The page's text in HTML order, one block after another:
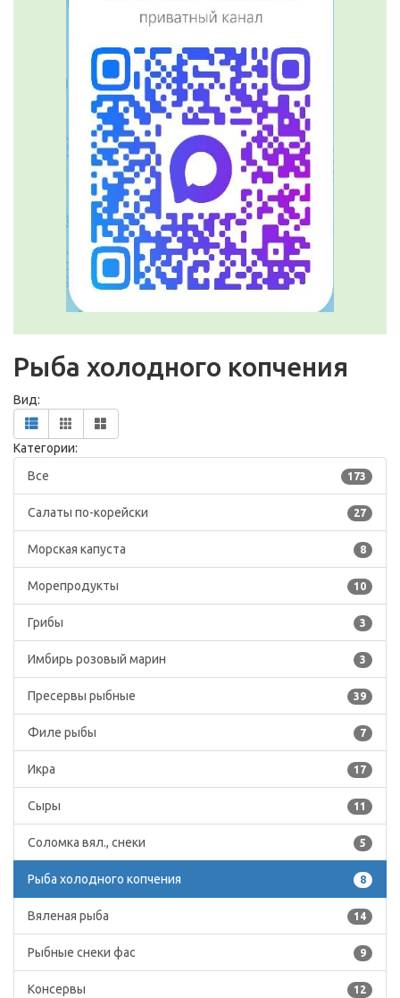
Рыба холодного копчения
Вид:
Категории:
Все
173
Салаты по-корейски 27
Морская капуста 8
Морепродукты 10
Грибы 3
Имбирь розовый марин 3
Пресервы рыбные 39
Филе рыбы 7
Икра 17
Сыры 11
Соломка вял., снеки 5
Рыба холодного копчения 8
Вяленая рыба 14
Рыбные снеки фас 9
Консервы 12